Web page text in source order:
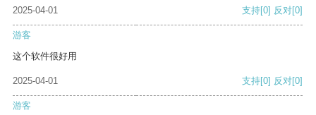
2025-04-01
支持[0] 反对[0]
游客
这个软件很好用
2025-04-01 支持[0] 反对[0]
游客